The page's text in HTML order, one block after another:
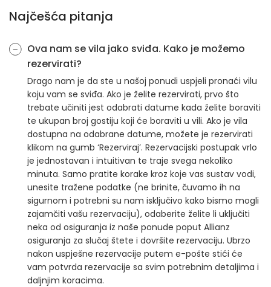
Najčešća pitanja
Ova nam se vila jako sviđa. Kako je možemo
rezervirati?
Drago nam je da ste u našoj ponudi uspjeli pronaći vilu
koju vam se sviđa. Ako je želite rezervirati, prvo što
trebate učiniti jest odabrati datume kada želite boraviti
te ukupan broj gostiju koji će boraviti u vili. Ako je vila
dostupna na odabrane datume, možete je rezervirati
klikom na gumb ‘Rezerviraj’. Rezervacijski postupak vrlo
je jednostavan i intuitivan te traje svega nekoliko
minuta. Samo pratite korake kroz koje vas sustav vodi,
unesite tražene podatke (ne brinite, čuvamo ih na
sigurnom i potrebni su nam isključivo kako bismo mogli
zajamčiti vašu rezervaciju), odaberite želite li uključiti
neka od osiguranja iz naše ponude poput Allianz
osiguranja za slučaj štete i dovršite rezervaciju. Ubrzo
nakon uspješne rezervacije putem e-pošte stići će
vam potvrda rezervacije sa svim potrebnim detaljima i
daljnjim koracima.